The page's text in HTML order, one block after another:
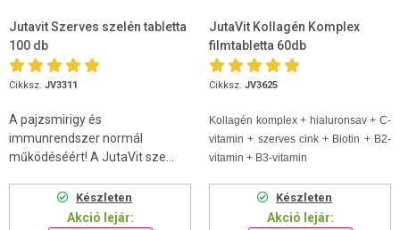
Jutavit Szerves szelén tabletta
100 db
Cikksz. JV3311
A pajzsmirigy és
immunrendszer normál
működéséért! A JutaVit sze...
Készleten
Akció lejár:
JutaVit Kollagén Komplex
filmtabletta 60db
Cikksz. JV3625
Kollagén komplex + hialuronsav + C-
vitamin + szerves cink + Biotin + B2-
vitamin + B3-vitamin
Készleten
Akció lejár: